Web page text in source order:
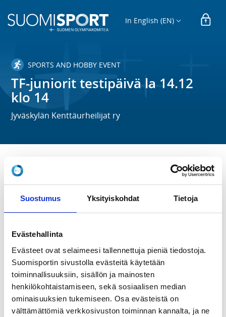
Suostumus Yksityiskohdat Tietoja
Evästehallinta
Evästeet ovat selaimeesi tallennettuja pieniä tiedostoja.
Suomisportin sivustolla evästeitä käytetään
toiminnallisuuksiin, sisällön ja mainosten
henkilökohtaistamiseen, sekä sosiaalisen median
ominaisuuksien tukemiseen. Osa evästeistä on
välttämättömiä verkkosivuston toiminnan kannalta, ja ne
In English (EN)
SPORTS AND HOBBY EVENT
TF-juniorit testipäivä la 14.12
klo 14
Jyväskylän Kenttäurheilijat ry
TIME
Sa 14.12.2024 at 14:00 - 16:30
LOCATION
Rautpohjankatu 6, 40700 Jyväskylä, Suomi
LOCALITY
Jyväskylä
SPORTS